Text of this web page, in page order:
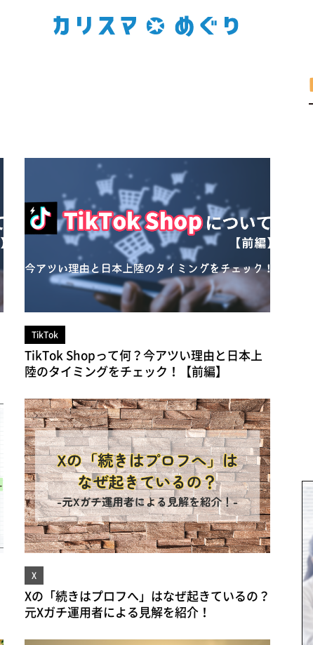
TikTok
TikTok Shopって何？今アツい理由と日本上
陸のタイミングをチェック！【前編】
X
Xの「続きはプロフへ」はなぜ起きているの？
元Xガチ運用者による見解を紹介！